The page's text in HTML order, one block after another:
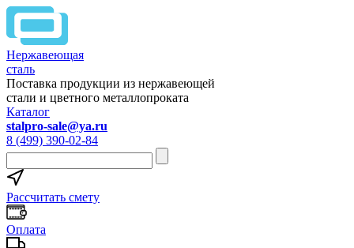
Нержавеющая
сталь
Поставка продукции из нержавеющей
стали и цветного металлопроката
Каталог
stalpro-sale@ya.ru
8 (499) 390-02-84
Рассчитать смету
Оплата